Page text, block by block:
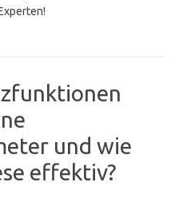
und wie
effektiv?